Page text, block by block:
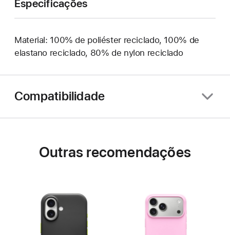
Especificações
Material: 100% de poliéster reciclado, 100% de
elastano reciclado, 80% de nylon reciclado
Compatibilidade
Outras recomendações